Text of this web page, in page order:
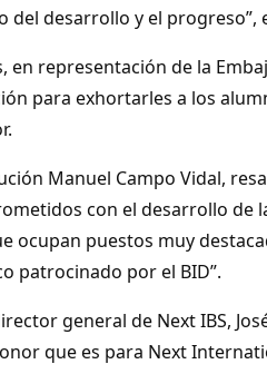
del desarrollo y el progreso”,
en representación de la
para exhortarles a los
Manuel Campo Vidal,
con el desarrollo de
ocupan puestos muy
patrocinado por el BID”.
general de Next IBS,
que es para Next